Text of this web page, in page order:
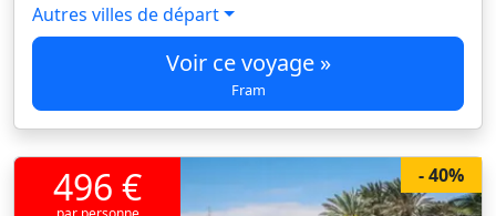
Autres villes de départ
Voir ce voyage »
Fram
- 40%
496 €